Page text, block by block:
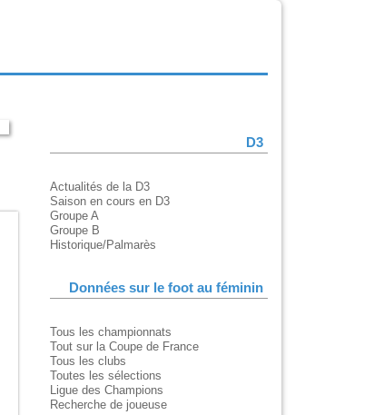
D3
Actualités de la D3
Saison en cours en D3
Groupe A
Groupe B
Historique/Palmarès
Données sur le foot au féminin
Tous les championnats
Tout sur la Coupe de France
Tous les clubs
Toutes les sélections
Ligue des Champions
Recherche de joueuse